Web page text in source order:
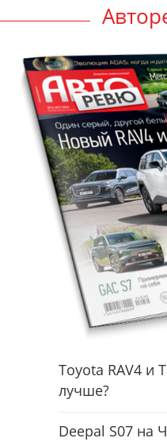
Toyota RAV4 и
лучше?
Deepal S07 на